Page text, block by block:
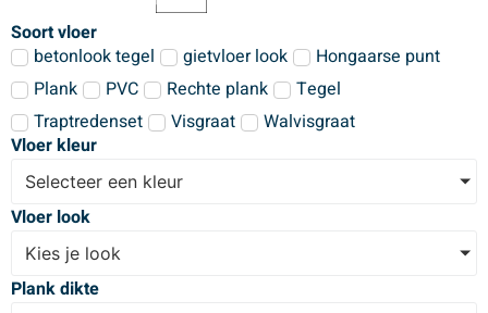
Soort vloer
betonlook tegel
gietvloer look
Hongaarse punt
Plank
PVC Rechte plank
Tegel
Traptredenset
Visgraat
Walvisgraat
Vloer kleur
Selecteer een kleur
Vloer look
Kies je look
Plank dikte